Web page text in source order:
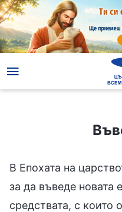
В Епохата на
за да въведе новата
средствата, с които